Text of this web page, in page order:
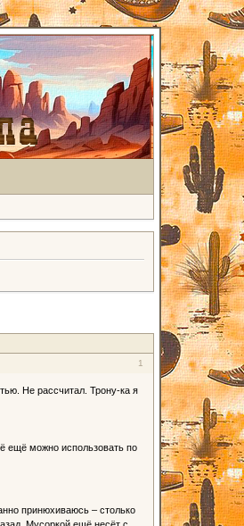
1
Не рассчитал. Трону-ка я
ещё можно использовать по
принюхиваюсь – столько
Мусоркой ещё несёт с